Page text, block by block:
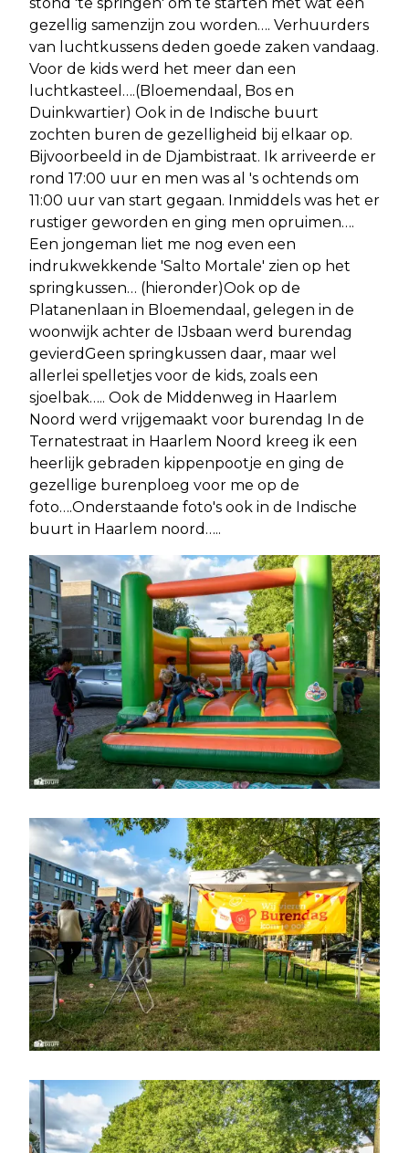
gezellig samenzijn zou worden…. Verhuurders
van luchtkussens deden goede zaken vandaag.
Voor de kids werd het meer dan een
luchtkasteel….(Bloemendaal, Bos en
Duinkwartier) Ook in de Indische buurt
zochten buren de gezelligheid bij elkaar op.
Bijvoorbeeld in de Djambistraat. Ik arriveerde er
rond 17:00 uur en men was al 's ochtends om
11:00 uur van start gegaan. Inmiddels was het er
rustiger geworden en ging men opruimen….
Een jongeman liet me nog even een
indrukwekkende 'Salto Mortale' zien op het
springkussen… (hieronder)Ook op de
Platanenlaan in Bloemendaal, gelegen in de
woonwijk achter de IJsbaan werd burendag
gevierdGeen springkussen daar, maar wel
allerlei spelletjes voor de kids, zoals een
sjoelbak….. Ook de Middenweg in Haarlem
Noord werd vrijgemaakt voor burendag In de
Ternatestraat in Haarlem Noord kreeg ik een
heerlijk gebraden kippenpootje en ging de
gezellige burenploeg voor me op de
foto….Onderstaande foto's ook in de Indische
buurt in Haarlem noord…..